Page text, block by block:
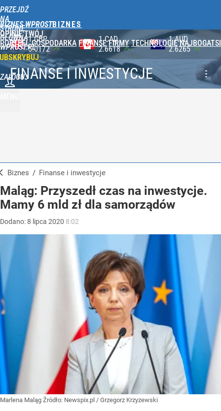
PRZEJDŹ
NA
STRONĘ
GŁÓWNĄ
WPROST.PL
BIZNES WPROST
OPINIE TWÓJ
PORTFEL GOSPODARKA FINANSE FIRMY TECHNOLOGIE NAJBOGATSI
ZALOGUJ
1 CAD
2.6618
1 AUD
2.6265
100 JPY
2.3565
FINANSE I INWESTYCJE
Biznes / Finanse i inwestycje
Maląg: Przyszedł czas na inwestycje.
Mamy 6 mld zł dla samorządów
Dodano:8 lipca 2020 8:02
Marlena Maląg Źródło: Newspix.pl / Grzegorz Krzyzewski